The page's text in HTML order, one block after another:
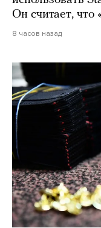
Он считает, что
8 часов назад